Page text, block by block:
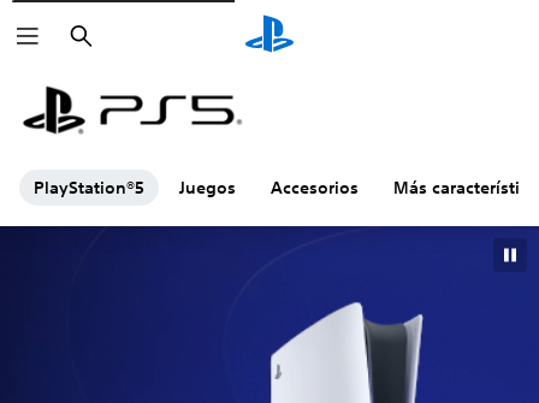
Buscar
PlayStation®5 Juegos Accesorios Más